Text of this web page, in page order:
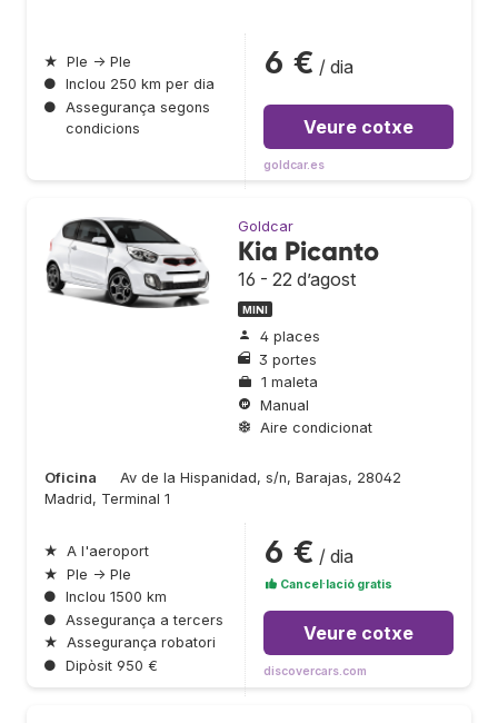
★ Ple → Ple
● Inclou 250 km per dia
● Assegurança segons
condicions
6 € / dia
Veure cotxe
goldcar.es
Goldcar
Kia Picanto
16 - 22 d’agost
MINI
4 places
3 portes
1 maleta
Manual
Aire condicionat
Oficina
Av de la Hispanidad, s/n, Barajas, 28042
Madrid, Terminal 1
★ A l'aeroport
★ Ple → Ple
● Inclou 1500 km
● Assegurança a tercers
★ Assegurança robatori
● Dipòsit 950 €
6 € / dia
Cancel·lació gratis
Veure cotxe
discovercars.com